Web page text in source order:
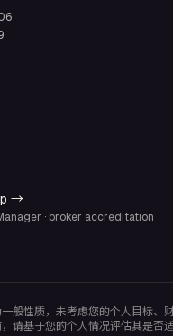
→
· broker accreditation
般性质，未考虑您的个人目标、财
请基于您的个人情况评估其是否